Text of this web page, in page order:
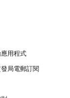
用程式
局電郵訂閱